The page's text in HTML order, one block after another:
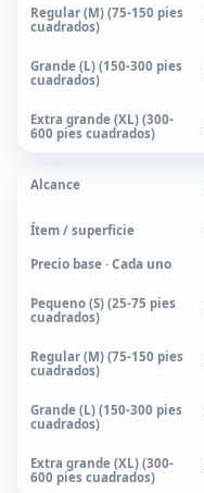
Precio base · Cada uno